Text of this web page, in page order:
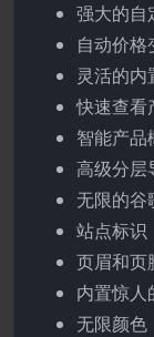
强大的自
自动价格
灵活的
快速查看
智能产品
高级分层
无限的谷
站点标识
页眉和页
内置惊人
无限颜色